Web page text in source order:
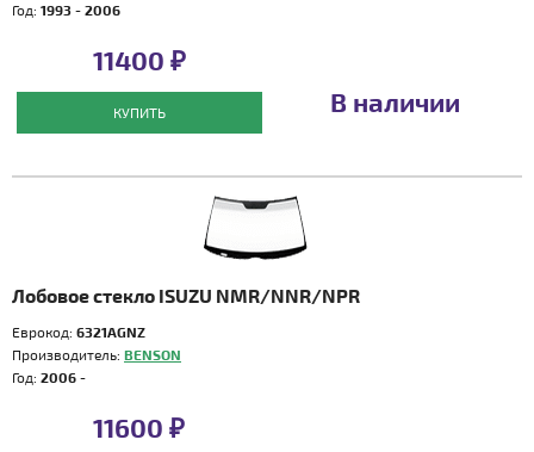
Год: 1993 - 2006
11400 ₽
КУПИТЬ В наличии
Лобовое стекло ISUZU NMR/NNR/NPR
Еврокод: 6321AGNZ
Производитель: BENSON
Год: 2006 -
11600 ₽